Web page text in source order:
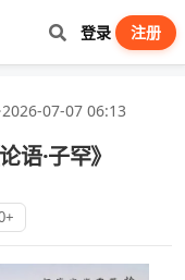
登录 注册
·2026-07-07 06:13
语·子罕》